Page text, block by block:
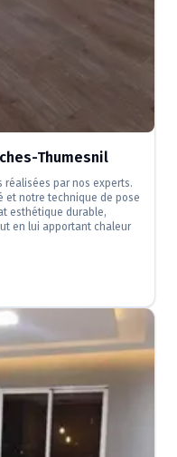
Thumesnil
réalisées par nos experts.
et notre technique de pose
esthétique durable,
en lui apportant chaleur